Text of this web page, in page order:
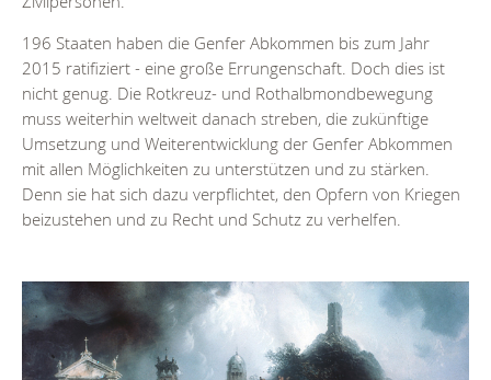
196 Staaten haben die Genfer Abkommen bis zum Jahr
2015 ratifiziert - eine große Errungenschaft. Doch dies ist
nicht genug. Die Rotkreuz- und Rothalbmondbewegung
muss weiterhin weltweit danach streben, die zukünftige
Umsetzung und Weiterentwicklung der Genfer Abkommen
mit allen Möglichkeiten zu unterstützen und zu stärken.
Denn sie hat sich dazu verpflichtet, den Opfern von Kriegen
beizustehen und zu Recht und Schutz zu verhelfen.